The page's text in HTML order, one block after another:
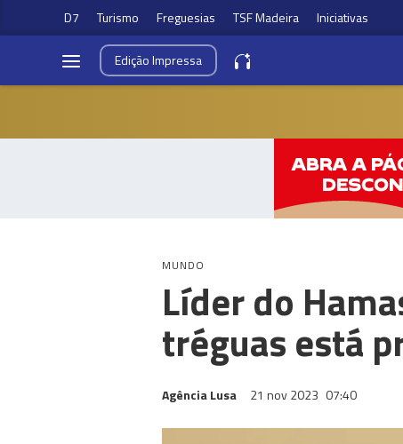
D7 Turismo Freguesias TSF Madeira Iniciativas
EdiçãoImpressa
MUNDO
Líder do
tréguas está
Agência Lusa 21 nov 2023 07:40